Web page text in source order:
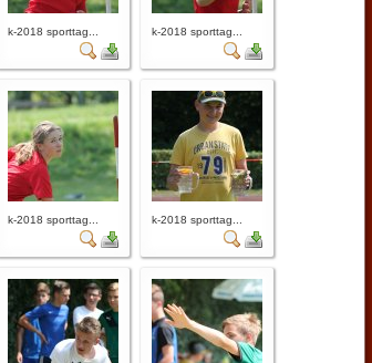
k-2018 sporttag... k-2018 sporttag...
k-2018 sporttag... k-2018 sporttag...